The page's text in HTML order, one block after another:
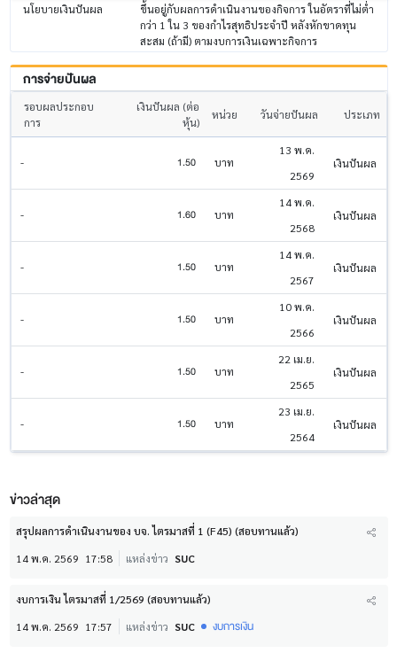
นโยบายเงินปันผล
ขึ้นอยู่กับผลการดำเนินงานของกิจการ ในอัตราที่ไม่ต่ำ
กว่า 1 ใน 3 ของกำไรสุทธิประจำปี หลังหักขาดทุน
สะสม (ถ้ามี) ตามงบการเงินเฉพาะกิจการ
การจ่ายปันผล
รอบผลประกอบ
การ
เงินปันผล (ต่อ
หุ้น)
หน่วย วันจ่ายปันผล ประเภท
- 1.50 บาท
13 พ.ค.
2569
เงินปันผล
- 1.60 บาท
14 พ.ค.
2568
เงินปันผล
- 1.50 บาท
14 พ.ค.
2567
เงินปันผล
- 1.50 บาท
10 พ.ค.
2566
เงินปันผล
- 1.50 บาท
22 เม.ย.
2565
เงินปันผล
- 1.50 บาท
23 เม.ย.
2564
เงินปันผล
ข่าวล่าสุด
สรุปผลการดำเนินงานของ บจ. ไตรมาสที่ 1 (F45) (สอบทานแล้ว)
14 พ.ค. 2569 17:58 แหล่งข่าว SUC
งบการเงิน ไตรมาสที่ 1/2569 (สอบทานแล้ว)
14 พ.ค. 2569 17:57 แหล่งข่าว SUC งบการเงิน